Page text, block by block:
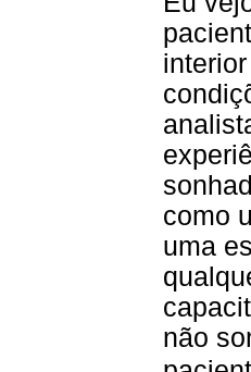
como
uma
não